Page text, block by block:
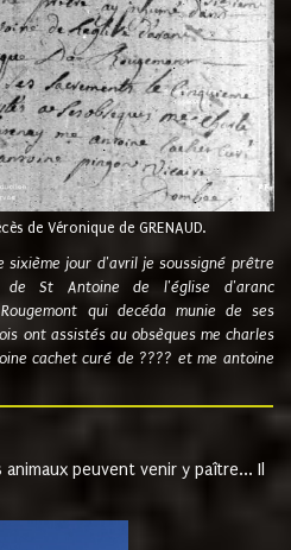
de Véronique de GRENAUD.
jour d'avril je soussigné prêtre
St Antoine de l'église d'aranc
qui decéda munie de ses
ont assistés au obsèques me charles
cachet curé de ???? et me antoine
peuvent venir y paître... Il